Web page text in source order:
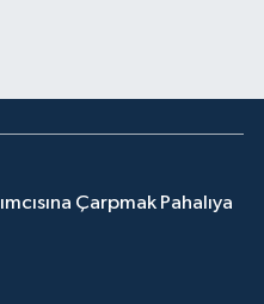
Çarpmak Pahalıya